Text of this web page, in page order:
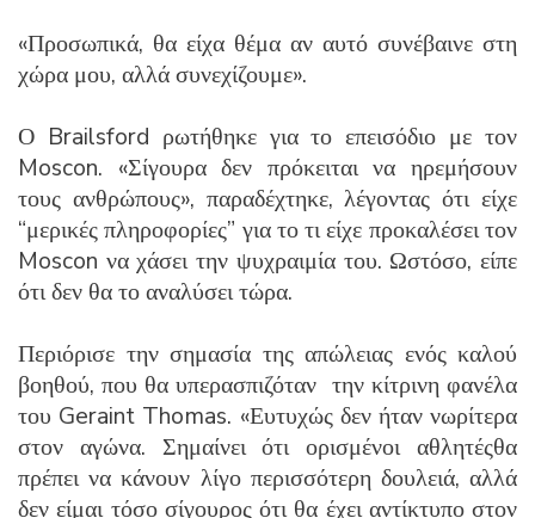
«Προσωπικά, θα είχα θέμα αν αυτό συνέβαινε στη
χώρα μου, αλλά συνεχίζουμε».
Ο Brailsford ρωτήθηκε για το επεισόδιο με τον
Moscon. «Σίγουρα δεν πρόκειται να ηρεμήσουν
τους ανθρώπους», παραδέχτηκε, λέγοντας ότι είχε
“μερικές πληροφορίες” για το τι είχε προκαλέσει τον
Moscon να χάσει την ψυχραιμία του. Ωστόσο, είπε
ότι δεν θα το αναλύσει τώρα.
Περιόρισε την σημασία της απώλειας ενός καλού
βοηθού, που θα υπερασπιζόταν την κίτρινη φανέλα
του Geraint Thomas. «Ευτυχώς δεν ήταν νωρίτερα
στον αγώνα. Σημαίνει ότι ορισμένοι αθλητέςθα
πρέπει να κάνουν λίγο περισσότερη δουλειά, αλλά
δεν είμαι τόσο σίγουρος ότι θα έχει αντίκτυπο στον